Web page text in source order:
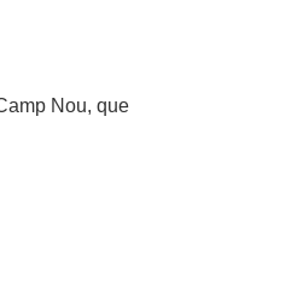
Nou, que